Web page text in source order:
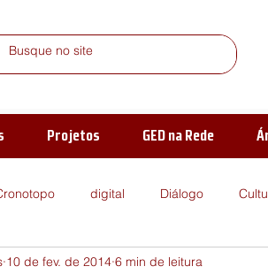
Projetos GED na Rede
digital Diálogo
Harry Potter Reflexões
10 de fev. de 2014 6 min de leitura